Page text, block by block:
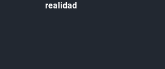
realidad